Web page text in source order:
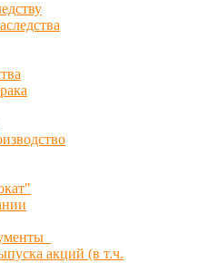
акций (в т.ч.